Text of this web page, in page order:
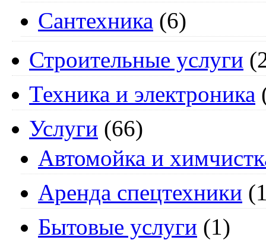
Сантехника (6)
Строительные услуги
Техника и электроника
Услуги (66)
Автомойка и
Аренда спецтехники
Бытовые услуги (1)